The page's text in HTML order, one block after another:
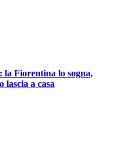
la Fiorentina lo sogna,
lascia a casa